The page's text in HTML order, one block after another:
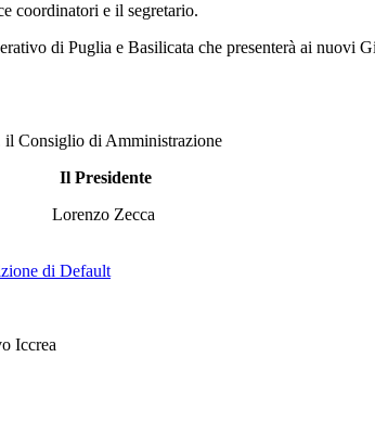
coordinatori e il segretario.
di Puglia e Basilicata che presenterà ai
il Consiglio di Amministrazione
Il Presidente
Lorenzo Zecca
di Default
Iccrea